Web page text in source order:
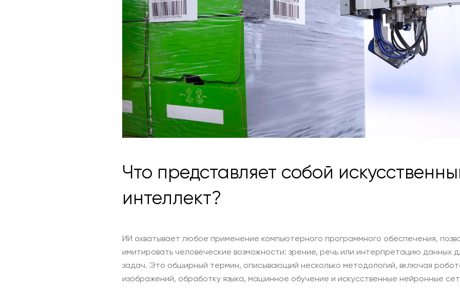
Что представляет собой
интеллект?
ИИ охватывает любое применение компьютерного программного обеспечения,
имитировать человеческие возможности: зрение, речь или интерпретацию данных
задач. Это обширный термин, описывающий несколько методологий, включая
изображений, обработку языка, машинное обучение и искусственные нейронные